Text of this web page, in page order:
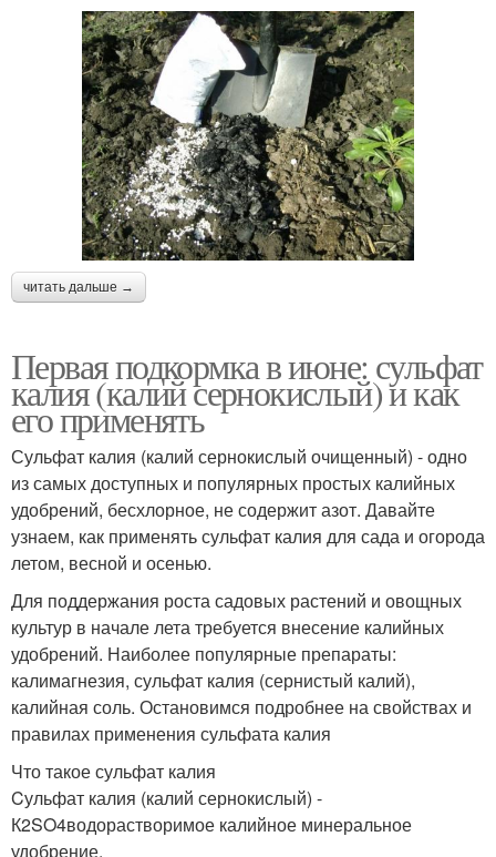
читать дальше →
Первая подкормка в июне: сульфат
калия (калий сернокислый) и как
его применять
Сульфат калия (калий сернокислый очищенный) - одно
из самых доступных и популярных простых калийных
удобрений, бесхлорное, не содержит азот. Давайте
узнаем, как применять сульфат калия для сада и огорода
летом, весной и осенью.
Для поддержания роста садовых растений и овощных
культур в начале лета требуется внесение калийных
удобрений. Наиболее популярные препараты:
калимагнезия, сульфат калия (сернистый калий),
калийная соль. Остановимся подробнее на свойствах и
правилах применения сульфата калия
Что такое сульфат калия
Cульфат калия (калий сернокислый) -
К2SO4водорастворимое калийное минеральное
удобрение.